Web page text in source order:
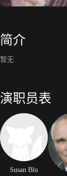
简介
暂无
演职员表
Susan Blu